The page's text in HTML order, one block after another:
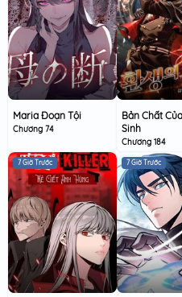
Maria Đoạn Tội
Chương 74
Bản Chất
Sinh
Chương 184
7 Giờ Trước 7 Giờ Trước